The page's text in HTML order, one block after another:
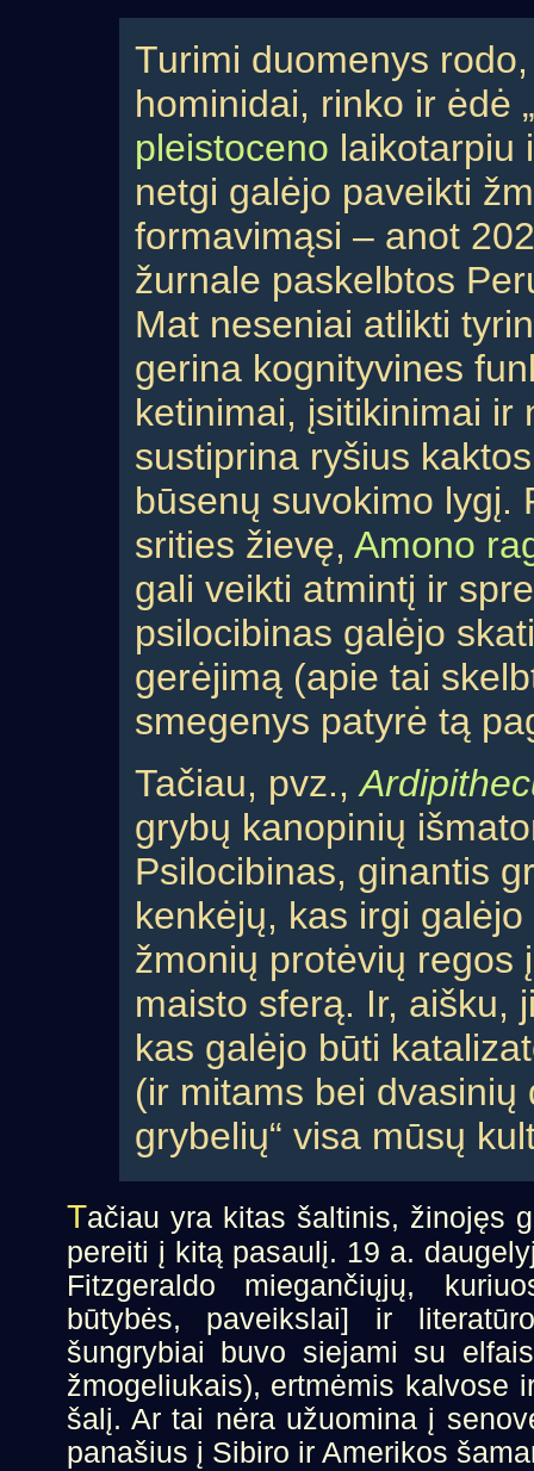
Turimi duomenys
hominidai, rinko ir ėdė
pleistoceno laikotarpiu
netgi galėjo paveikti
formavimąsi – anot
žurnale paskelbtos
Mat neseniai atlikti
gerina kognityvines
ketinimai, įsitikinimai ir
sustiprina ryšius
būsenų suvokimo lygį.
srities žievę, Amono
gali veikti atmintį ir
psilocibinas galėjo
gerėjimą (apie tai
smegenys patyrė tą
Tačiau, pvz.,
grybų kanopinių
Psilocibinas, ginantis
kenkėjų, kas irgi
žmonių protėvių regos
maisto sferą. Ir, aišku,
kas galėjo būti
(ir mitams bei dvasinių
grybelių“ visa mūsų
Tačiau yra kitas šaltinis, žinojęs
pereiti į kitą pasaulį. 19 a.
Fitzgeraldo miegančiųjų,
būtybės, paveikslai] ir
šungrybiai buvo siejami su
žmogeliukais), ertmėmis kalvose
šalį. Ar tai nėra užuomina į
panašius į Sibiro ir Amerikos